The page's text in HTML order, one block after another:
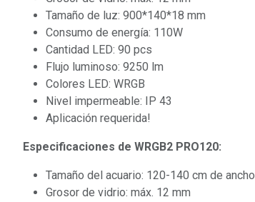
Tamaño de luz: 900*140*18 mm
Consumo de energía: 110W
Cantidad LED: 90 pcs
Flujo luminoso: 9250 lm
Colores LED: WRGB
Nivel impermeable: IP 43
Aplicación requerida!
Especificaciones de WRGB2 PRO120:
Tamaño del acuario: 120-140 cm de ancho
Grosor de vidrio: máx. 12 mm